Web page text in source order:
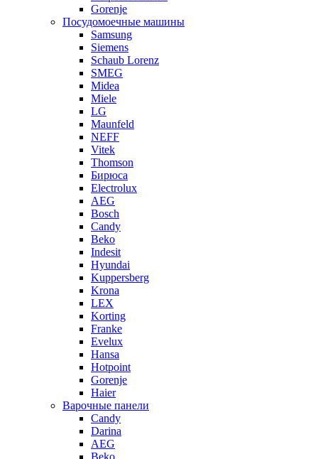
Gorenje
Посудомоечные машины
Samsung
Siemens
Schaub Lorenz
SMEG
Midea
Miele
LG
Maunfeld
NEFF
Vitek
Thomson
Бирюса
Electrolux
AEG
Bosch
Candy
Beko
Indesit
Hyundai
Kuppersberg
Krona
LEX
Korting
Franke
Evelux
Hansa
Hotpoint
Gorenje
Haier
Варочные панели
Candy
Darina
AEG